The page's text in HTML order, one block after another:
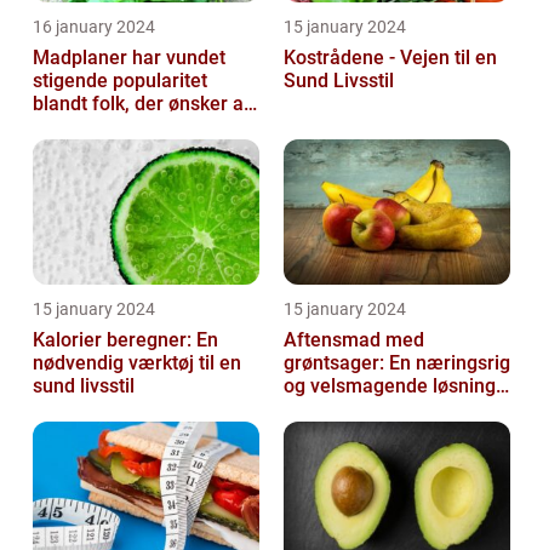
16 january 2024
Madplaner har vundet
stigende popularitet
blandt folk, der ønsker at
deres...
15 january 2024
Kostrådene - Vejen til en
Sund Livsstil
15 january 2024
Kalorier beregner: En
nødvendig værktøj til en
sund livsstil
15 january 2024
Aftensmad med
grøntsager: En næringsrig
og velsmagende løsning